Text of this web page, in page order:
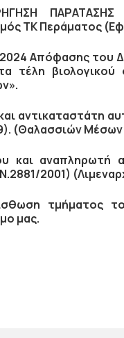
ΤΚ Περάματος
Απόφασης του
τέλη βιολογικού
αντικαταστάτη
(Θαλασσιών
και αναπληρωτή
2001)
τμήματος
μας.